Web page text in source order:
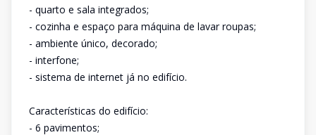
- quarto e sala integrados;
- cozinha e espaço para máquina de lavar roupas;
- ambiente único, decorado;
- interfone;
- sistema de internet já no edifício.
Características do edifício:
- 6 pavimentos;